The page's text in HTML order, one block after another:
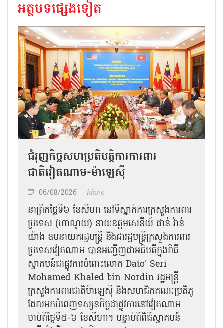
អត្ថបទផ្សេងទៀត
ជំរុញកិច្ចសហប្រតិបត្តិការការពារ
ជាតិវៀតណាម-ម៉ាឡេស៊ី
06/08/2026 ព័ត៌មាន
នា​ព្រឹកថ្ងៃទី៦ ខែសីហា នៅទីស្នាក់ការក្រសួងការពារ
ប្រទេស (ហាណូយ) នាយឧត្តមសេនីយ៍ ផាន់ វ៉ាន់
យ៉ាង ឧបនាយករដ្ឋមន្ត្រី និងជារដ្ឋមន្ត្រីក្រសួងការពារ
ប្រទេសវៀតណាម បានអញ្ជើញជាអធិបតីក្នុងពិធី
ស្វាគមន៍ជាផ្លូវការ​ចំពោះលោក Dato' Seri
Mohamed Khaled bin Nordin រដ្ឋមន្ត្រី
ក្រសួងការពារជាតិម៉ាឡេស៊ី និងសមាជិកគណៈប្រតិភូ
ដែលមកបំពេញទស្សនកិច្ចជាផ្លូវការនៅវៀតណាម
ចាប់ពីថ្ងៃទី៥-៦ ខែសីហា។ បន្ទាប់ពីពិធីស្វាគមន៍